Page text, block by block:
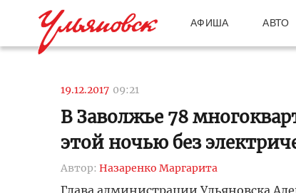
АФИША АВТО
19.12.2017 09:21
В Заволжье 78
этой ночью без
Автор: Назаренко Маргарита
Глава администрации Ульяновска